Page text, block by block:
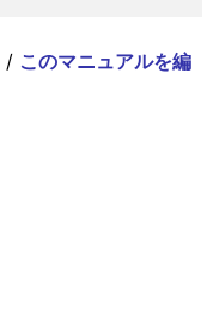
/ このマニュアルを編